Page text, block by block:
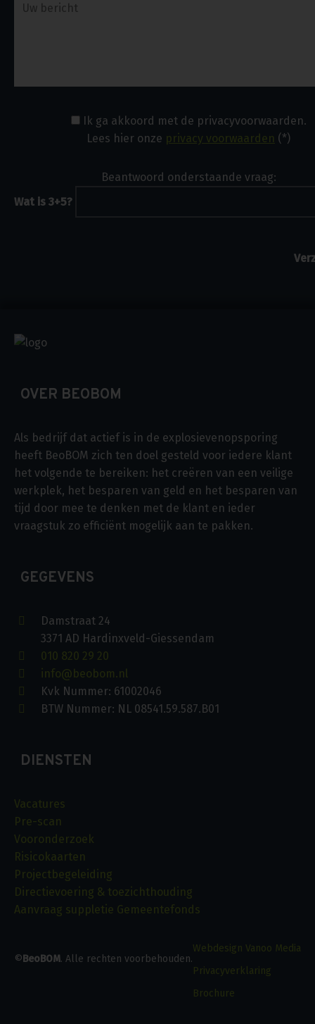
Ik ga akkoord met de privacyvoorwaarden.
Lees hier onze privacy voorwaarden (*)
Beantwoord onderstaande vraag:
Wat is 3+5?
OVER BEOBOM
Als bedrijf dat actief is in de explosievenopsporing
heeft BeoBOM zich ten doel gesteld voor iedere klant
het volgende te bereiken: het creëren van een veilige
werkplek, het besparen van geld en het besparen van
tijd door mee te denken met de klant en ieder
vraagstuk zo efficiënt mogelijk aan te pakken.
GEGEVENS
Damstraat 24
3371 AD Hardinxveld-Giessendam
010 820 29 20
info@beobom.nl
Kvk Nummer: 61002046
BTW Nummer: NL 08541.59.587.B01
DIENSTEN
Vacatures
Pre-scan
Vooronderzoek
Risicokaarten
Projectbegeleiding
Directievoering & toezichthouding
Aanvraag suppletie Gemeentefonds
a
© BeoBOM. Alle rechten voorbehouden.
Webdesign Vanoo Media
Privacyverklaring
Brochure